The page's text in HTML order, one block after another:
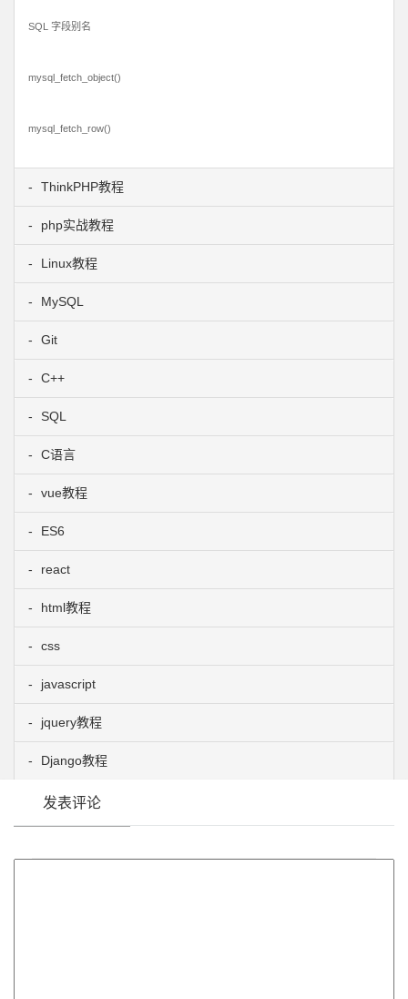
SQL 字段别名
mysql_fetch_object()
mysql_fetch_row()
ThinkPHP教程
php实战教程
Linux教程
MySQL
Git
C++
SQL
C语言
vue教程
ES6
react
html教程
css
javascript
jquery教程
Django教程
发表评论